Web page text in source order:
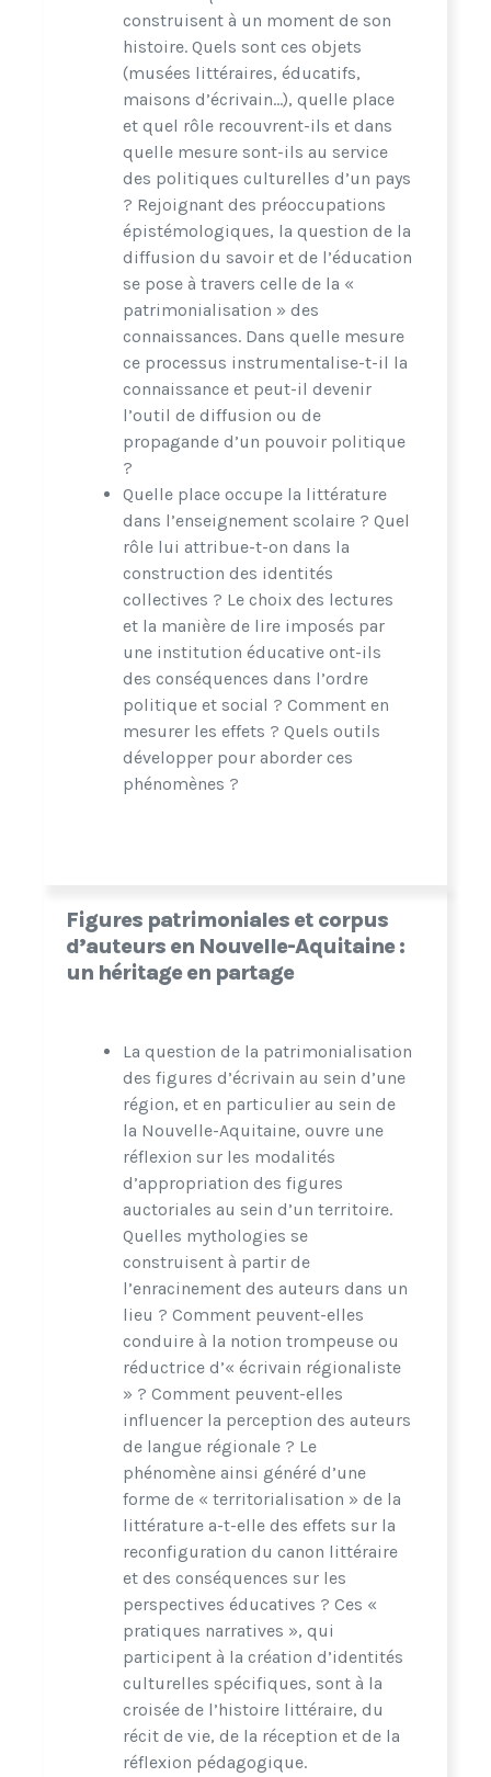
construisent à un moment de son
histoire. Quels sont ces objets
(musées littéraires, éducatifs,
maisons d’écrivain…), quelle place
et quel rôle recouvrent-ils et dans
quelle mesure sont-ils au service
des politiques culturelles d’un pays
? Rejoignant des préoccupations
épistémologiques, la question de la
diffusion du savoir et de l’éducation
se pose à travers celle de la «
patrimonialisation » des
connaissances. Dans quelle mesure
ce processus instrumentalise-t-il la
connaissance et peut-il devenir
l’outil de diffusion ou de
propagande d’un pouvoir politique
?
Quelle place occupe la littérature
dans l’enseignement scolaire ? Quel
rôle lui attribue-t-on dans la
construction des identités
collectives ? Le choix des lectures
et la manière de lire imposés par
une institution éducative ont-ils
des conséquences dans l’ordre
politique et social ? Comment en
mesurer les effets ? Quels outils
développer pour aborder ces
phénomènes ?
Figures patrimoniales et corpus
d’auteurs en Nouvelle-Aquitaine :
un héritage en partage
La question de la patrimonialisation
des figures d’écrivain au sein d’une
région, et en particulier au sein de
la Nouvelle-Aquitaine, ouvre une
réflexion sur les modalités
d’appropriation des figures
auctoriales au sein d’un territoire.
Quelles mythologies se
construisent à partir de
l’enracinement des auteurs dans un
lieu ? Comment peuvent-elles
conduire à la notion trompeuse ou
réductrice d’« écrivain régionaliste
» ? Comment peuvent-elles
influencer la perception des auteurs
de langue régionale ? Le
phénomène ainsi généré d’une
forme de « territorialisation » de la
littérature a-t-elle des effets sur la
reconfiguration du canon littéraire
et des conséquences sur les
perspectives éducatives ? Ces «
pratiques narratives », qui
participent à la création d’identités
culturelles spécifiques, sont à la
croisée de l’histoire littéraire, du
récit de vie, de la réception et de la
réflexion pédagogique.